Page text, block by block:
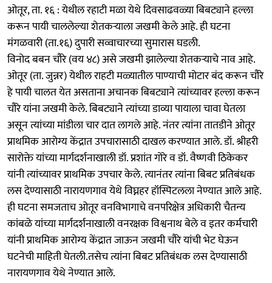
ओतूर, ता. १६ : येथील रहाटी मळा येथे दिवसाढवळ्या बिबट्याने हल्ला
करून पायी चाललेल्या शेतकऱ्याला जखमी केले आहे. ही घटना
मंगळवारी (ता.१६) दुपारी सव्वाचारच्या सुमारास घडली.
विनोद बबन चौरे (वय ४८) असे जखमी झालेल्या शेतकऱ्याचे नाव आहे.
ओतूर (ता. जुन्नर) येथील राहटी मळ्यातील पाण्याची मोटार बंद करून चौरे
हे पायी चालत येत असताना अचानक बिबट्याने त्यांच्यावर हल्ला करून
चौरे यांना जखमी केले. बिबट्याने त्यांच्या डाव्या पायाला चावा घेतला
असून त्यांच्या मांडीला चार दात लागले आहे. नंतर त्यांना तातडीने ओतूर
प्राथमिक आरोग्य केंद्रात उपचारासाठी दाखल करण्यात आले. डॉ. श्रीहरी
सारोक्ते यांच्या मार्गदर्शनाखाली डॉ. प्रशांत गोरे व डॉ. वैष्णवी ठिकेकर
यांनी त्यांच्यावर प्राथमिक उपचार केले. त्यानंतर त्यांना बिबट प्रतिबंधक
लस देण्यासाठी नारायणगाव येथे विघ्नहर हॉस्पिटलला नेण्यात आले आहे.
ही घटना समजताच ओतूर वनविभागाचे वनपरिक्षेत्र अधिकारी चैतन्य
कांबळे यांच्या मार्गदर्शनाखाली वनरक्षक विश्वनाथ बेले व इतर कर्मचारी
यांनी प्राथमिक आरोग्य केंद्रात जाऊन जखमी चौरे यांची भेट घेऊन
घटनेची माहिती घेतली.तसेच त्यांना बिबट प्रतिबंधक लस देण्यासाठी
नारायणगाव येथे नेण्यात आले.